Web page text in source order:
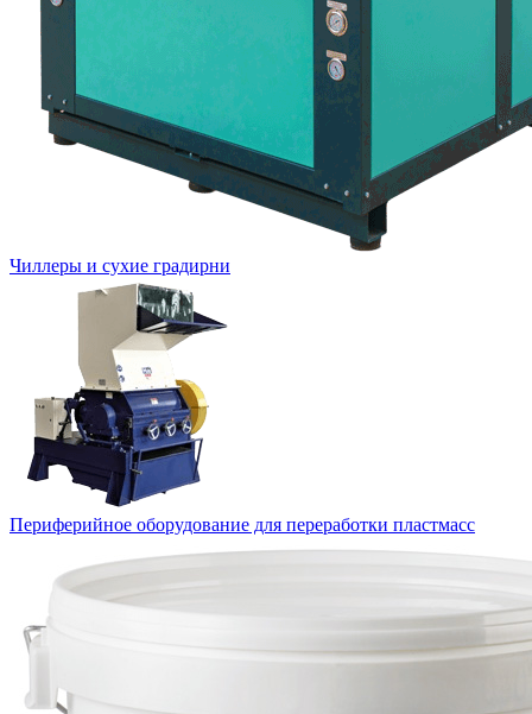
Чиллеры и сухие градирни
Периферийное оборудование для переработки пластмасс